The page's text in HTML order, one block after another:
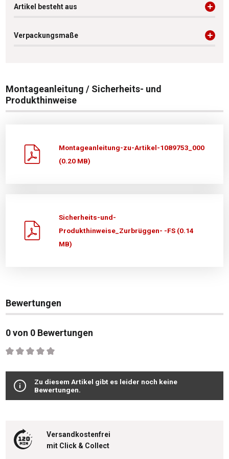
Artikel besteht aus
Verpackungsmaße
Montageanleitung / Sicherheits- und
Produkthinweise
Montageanleitung-zu-Artikel-1089753_000
(0.20 MB)
Sicherheits-und-
Produkthinweise_Zurbrüggen- -FS (0.14
MB)
Bewertungen
0 von 0 Bewertungen
Durchschnittliche Bewertung von 0 von 5 Sternen
Zu diesem Artikel gibt es leider noch keine
Bewertungen.
Versandkostenfrei
mit Click & Collect